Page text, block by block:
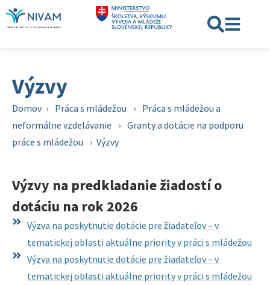
Výzvy
Domov › Práca s mládežou › Práca s mládežou a
neformálne vzdelávanie
› Granty a dotácie na podporu
práce s mládežou
› Výzvy
Výzvy na predkladanie žiadostí o
dotáciu na rok 2026
Výzva na poskytnutie dotácie pre žiadateľov – v
tematickej oblasti aktuálne priority v práci s mládežou
Výzva na poskytnutie dotácie pre žiadateľov – v
tematickej oblasti aktuálne priority v práci s mládežou